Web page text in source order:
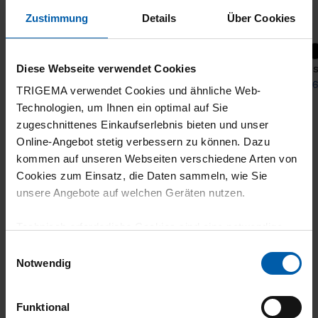
Zustimmung Details Über Cookies
Diese Webseite verwendet Cookies
TRIGEMA verwendet Cookies und ähnliche Web-
Technologien, um Ihnen ein optimal auf Sie
zugeschnittenes Einkaufserlebnis bieten und unser
Online-Angebot stetig verbessern zu können. Dazu
kommen auf unseren Webseiten verschiedene Arten von
Cookies zum Einsatz, die Daten sammeln, wie Sie
unsere Angebote auf welchen Geräten nutzen.
grundlegende Funktionen wie etwa zur Auswahl und
gewährleisten.
Notwendig
Funktional
Jogging bottoms with contrasting accents
from 89,00 € from
shipping